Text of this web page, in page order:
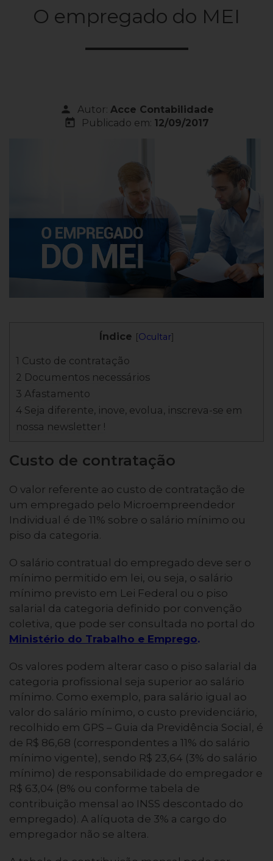
O empregado do MEI
person Autor: Acce Contabilidade
today Publicado em: 12/09/2017
Índice [Ocultar]
1 Custo de contratação
2 Documentos necessários
3 Afastamento
4 Seja diferente, inove, evolua, inscreva-se em
nossa newsletter !
Custo de contratação
O valor referente ao custo de contratação de
um empregado pelo Microempreendedor
Individual é de 11% sobre o salário mínimo ou
piso da categoria.
O salário contratual do empregado deve ser o
mínimo permitido em lei, ou seja, o salário
mínimo previsto em Lei Federal ou o piso
salarial da categoria definido por convenção
coletiva, que pode ser consultada no portal do
Ministério do Trabalho e Emprego.
Os valores podem alterar caso o piso salarial da
categoria profissional seja superior ao salário
mínimo. Como exemplo, para salário igual ao
valor do salário mínimo, o custo previdenciário,
recolhido em GPS – Guia da Previdência Social, é
de R$ 86,68 (correspondentes a 11% do salário
mínimo vigente), sendo R$ 23,64 (3% do salário
mínimo) de responsabilidade do empregador e
R$ 63,04 (8% ou conforme tabela de
contribuição mensal ao INSS descontado do
empregado). A alíquota de 3% a cargo do
empregador não se altera.